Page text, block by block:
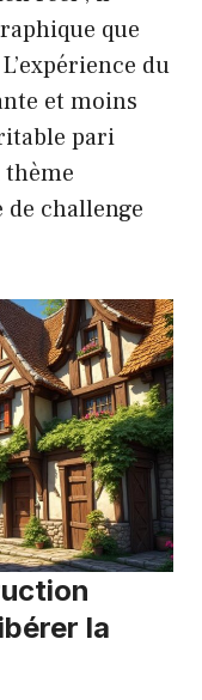
que
du
et moins
pari
challenge
la